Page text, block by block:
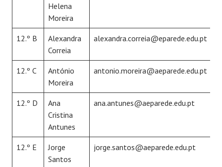
Helena
Moreira
12.º B
Alexandra
Correia
alexandra.correia@eparede.edu.pt
12.º C
António
Moreira
antonio.moreira@aeparede.edu.pt
12.º D
Ana
Cristina
Antunes
ana.antunes@aeparede.edu.pt
12.º E
Jorge
Santos
jorge.santos@aeparede.edu.pt